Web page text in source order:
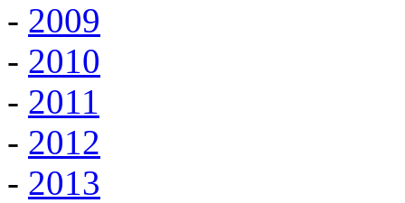
- 2009
- 2010
- 2011
- 2012
- 2013